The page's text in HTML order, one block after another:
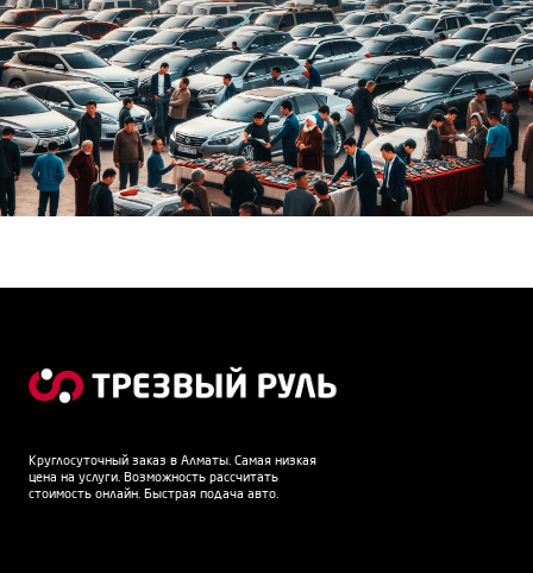
Круглосуточный заказ в Алматы. Самая низкая
цена на услуги. Возможность рассчитать
стоимость онлайн. Быстрая подача авто.